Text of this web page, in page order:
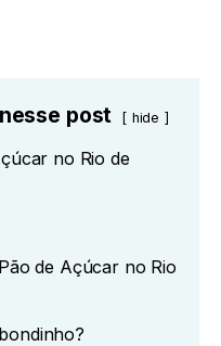
post hide
no Rio de
de Açúcar no Rio